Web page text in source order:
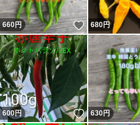
660円 いいね！
680円
600円 いいね！
630円